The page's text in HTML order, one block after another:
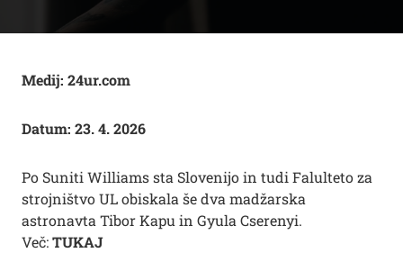
Medij: 24ur.com
Datum: 23. 4. 2026
Po Suniti Williams sta Slovenijo in tudi Falulteto za
strojništvo UL obiskala še dva madžarska
astronavta Tibor Kapu in Gyula Cserenyi.
Več:TUKAJ